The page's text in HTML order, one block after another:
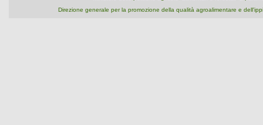
Direzione generale per la promozione della qualità agroalimentare e